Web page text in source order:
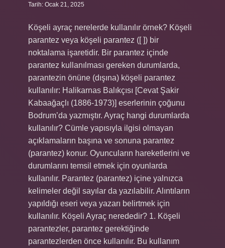
Tarih: Ocak 21, 2025
Köşeli ayraç nerelerde kullanılır örnek? Köşeli
parantez veya köşeli parantez ([ ]) bir
noktalama işaretidir. Bir parantez içinde
parantez kullanılması gereken durumlarda,
parantezin önüne (dışına) köşeli parantez
kullanılır: Halikarnas Balıkçısı [Cevat Şakir
Kabaağaçlı (1886-1973)] eserlerinin çoğunu
Bodrum’da yazmıştır. Ayraç hangi durumlarda
kullanılır? Cümle yapısıyla ilgisi olmayan
açıklamaların başına ve sonuna parantez
(parantez) konur. Oyuncuların hareketlerini ve
durumlarını temsil etmek için oyunlarda
kullanılır. Parantez (parantez) içine yalnızca
kelimeler değil sayılar da yazılabilir. Alıntıların
yapıldığı eseri veya yazarı belirtmek için
kullanılır. Köşeli Ayraç nerededir? 1. Köşeli
parantezler, parantez gerektiğinde
parantezlerden önce kullanılır. Bu kullanım